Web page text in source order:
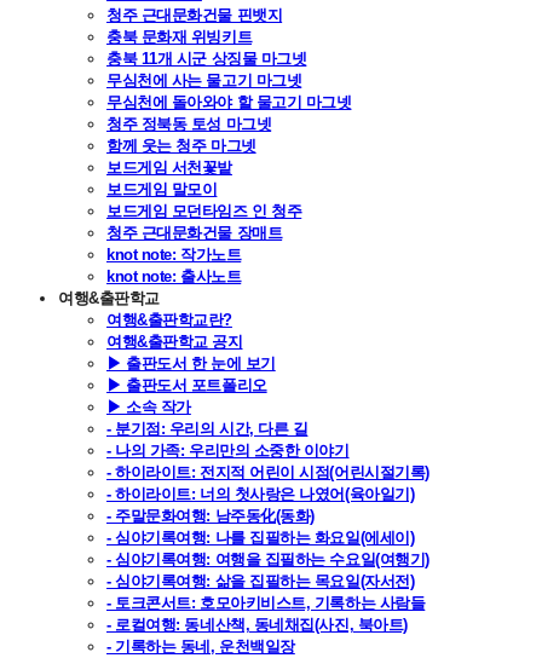
청주 근대문화건물 핀뱃지
충북 문화재 위빙키트
충북 11개 시군 상징물 마그넷
무심천에 사는 물고기 마그넷
무심천에 돌아와야 할 물고기 마그넷
청주 정북동 토성 마그넷
함께 웃는 청주 마그넷
보드게임 서천꽃밭
보드게임 말모이
보드게임 모던타임즈 인 청주
청주 근대문화건물 장매트
knot note: 작가노트
knot note: 출사노트
여행&출판학교
여행&출판학교란?
여행&출판학교 공지
▶ 출판도서 한 눈에 보기
▶ 출판도서 포트폴리오
▶ 소속 작가
- 분기점: 우리의 시간, 다른 길
- 나의 가족: 우리만의 소중한 이야기
- 하이라이트: 전지적 어린이 시점(어린시절기록)
- 하이라이트: 너의 첫사랑은 나였어(육아일기)
- 주말문화여행: 남주동化(동화)
- 심야기록여행: 나를 집필하는 화요일(에세이)
- 심야기록여행: 여행을 집필하는 수요일(여행기)
- 심야기록여행: 삶을 집필하는 목요일(자서전)
- 토크콘서트: 호모아키비스트, 기록하는 사람들
- 로컬여행: 동네산책, 동네채집(사진, 북아트)
- 기록하는 동네, 운천백일장